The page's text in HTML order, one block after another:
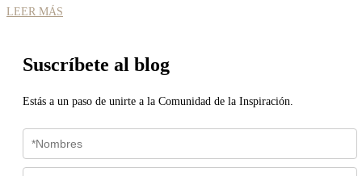
LEER MÁS
Suscríbete al blog
Estás a un paso de unirte a la Comunidad de la Inspiración.